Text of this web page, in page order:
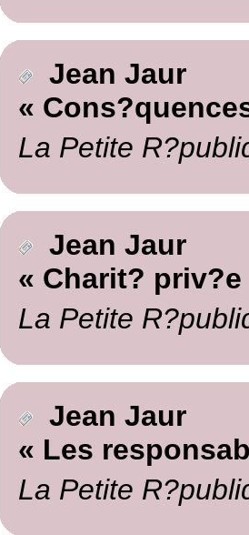
Jean Jaur
«
La Petite
Jean Jaur
« Charit?
La Petite
Jean Jaur
« Les
La Petite